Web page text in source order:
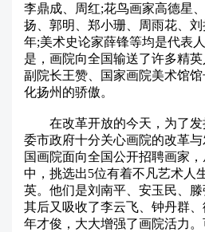
李鼎成、周红;花鸟画家高德星
扬、郭明、郑小珊、周雨花、
年;美术史论家薛锋等均是代表
是，画院向全国输送了许多精
副院长王赞、国家画院美术馆
化扬州的骄傲。
在改革开放的今天，为了发
委市政府十分关心画院的改革与
国画院面向全国公开招聘画家
中，挑选出5位有着不凡艺术人
英。他们是刘南平、安玉民、滕
其后又吸收了李云飞、钟丹群
年才俊，大大增强了画院活力